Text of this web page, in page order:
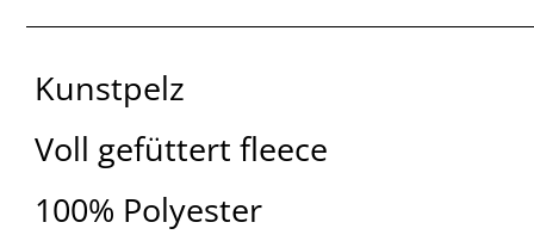
Kunstpelz
Voll gefüttert fleece
100% Polyester